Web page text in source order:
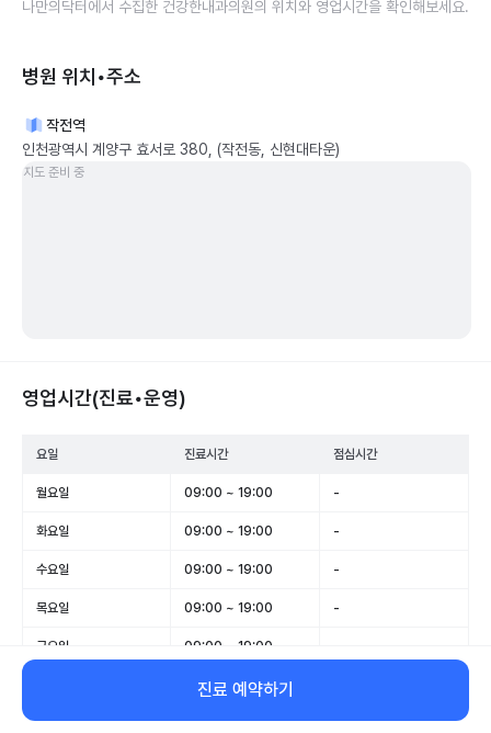
나만의닥터에서 수집한 건강한내과의원의 위치와 영업시간을 확인해보세요.
병원 위치•주소
작전역
인천광역시 계양구 효서로 380, (작전동, 신현대타운)
지도 준비 중
영업시간(진료•운영)
요일 진료시간 점심시간
월요일 09:00 ~ 19:00 -
화요일 09:00 ~ 19:00 -
수요일 09:00 ~ 19:00 -
목요일 09:00 ~ 19:00 -
금요일 09:00 ~ 19:00
09:00 ~ 15:00
일요일 휴무 -
진료 예약하기